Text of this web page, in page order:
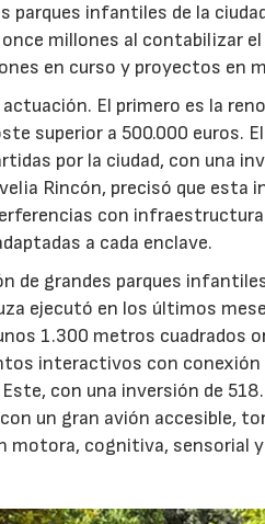
parques infantiles de la
millones al contabilizar
en curso y proyectos en
El primero es la
superior a 500.000 euros.
por la ciudad, con una
Rincón, precisó que esta
con
a cada enclave.
de grandes parques
ejecutó en los últimos
1.300 metros cuadrados
interactivos con
con una inversión de
un gran avión accesible,
motora, cognitiva, sensorial